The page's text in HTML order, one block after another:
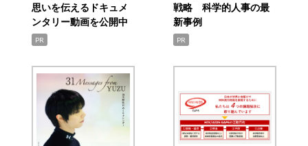
思いを伝えるドキュメ
ンタリー動画を公開中
PR
戦略 科学的人事の最
新事例
PR